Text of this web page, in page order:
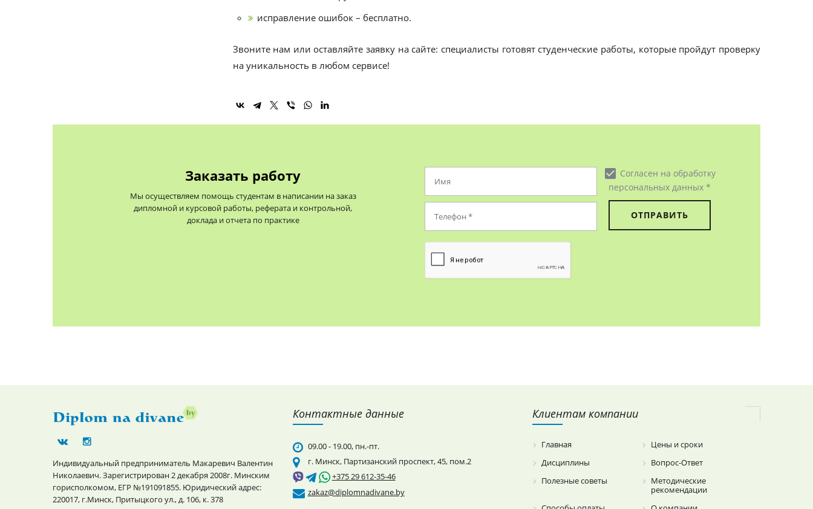
исправление ошибок – бесплатно.
Звоните нам или оставляйте заявку на сайте: специалисты готовят студенческие работы, которые пройдут проверку
на уникальность в любом сервисе!
Заказать работу
Мы осуществляем помощь студентам в написании на заказ
дипломной и курсовой работы, реферата и контрольной,
доклада и отчета по практике
check_box Согласен на обработку
персональных данных *
Индивидуальный предприниматель Макаревич Валентин
Николаевич. Зарегистрирован 2 декабря 2008г. Минским
горисполкомом, ЕГР №191091855. Юридический адрес:
220017, г.Минск, Притыцкого ул., д. 106, к. 378
Контактные данные
09.00 - 19.00, пн.-пт.
г. Минск, Партизанский проспект, 45, пом.2
+375 29 612-35-46
zakaz@diplomnadivane.by
Клиентам компании
Главная
Цены и сроки
Дисциплины
Вопрос-Ответ
Полезные советы
Методические
рекомендации